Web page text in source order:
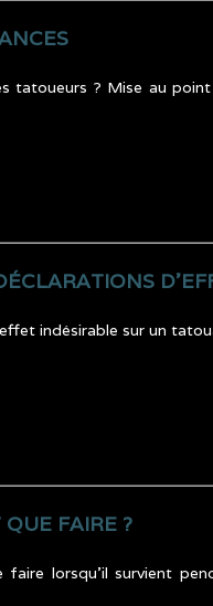
tatoueurs ? Mise au
indésirable sur un
QUE FAIRE ?
lorsqu’il survient